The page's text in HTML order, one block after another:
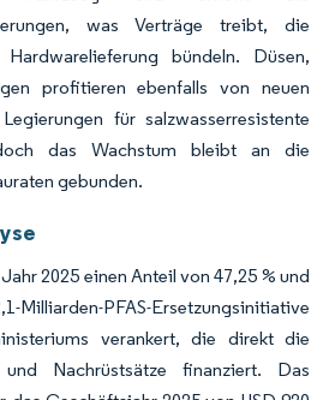
was Verträge treibt, die
bündeln. Düsen,
profitieren ebenfalls von neuen
für salzwasserresistente
doch das Wachstum bleibt an die
gebunden.
2025 einen Anteil von 47,25 % und
Milliarden-PFAS-Ersetzungsinitiative
verankert, die direkt die
und Nachrüstsätze finanziert. Das